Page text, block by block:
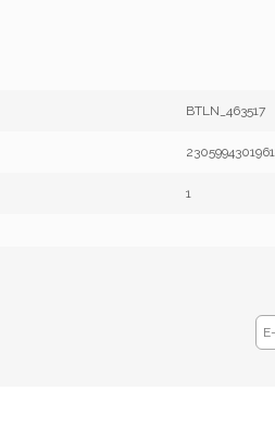
BTLN_463517
1